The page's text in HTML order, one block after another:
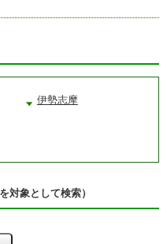
伊勢志摩
対象として検索）